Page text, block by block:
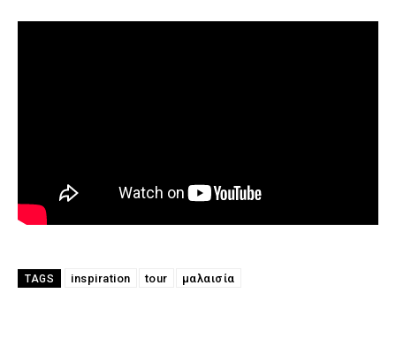
TAGS inspiration tour μαλαισία